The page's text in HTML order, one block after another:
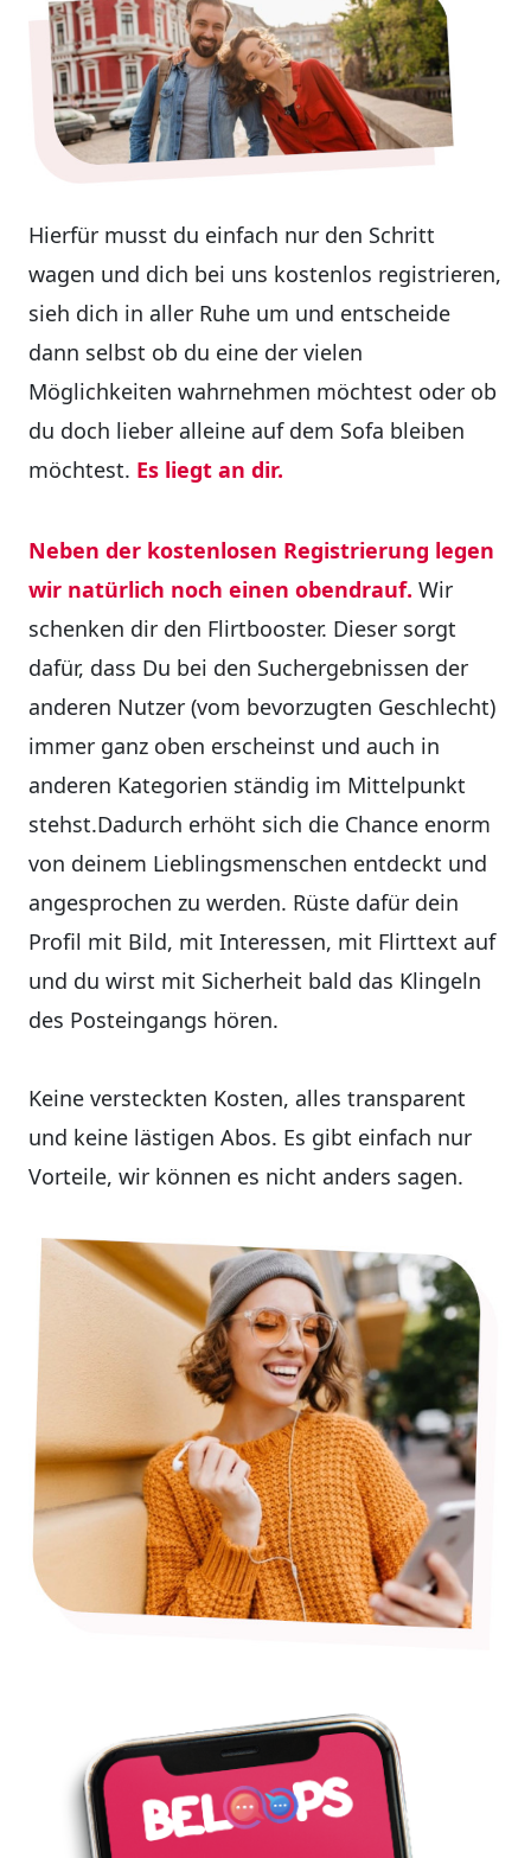
Hierfür musst du einfach nur den Schritt
wagen und dich bei uns kostenlos registrieren,
sieh dich in aller Ruhe um und entscheide
dann selbst ob du eine der vielen
Möglichkeiten wahrnehmen möchtest oder ob
du doch lieber alleine auf dem Sofa bleiben
möchtest. Es liegt an dir.
Neben der kostenlosen Registrierung legen
wir natürlich noch einen obendrauf. Wir
schenken dir den Flirtbooster. Dieser sorgt
dafür, dass Du bei den Suchergebnissen der
anderen Nutzer (vom bevorzugten Geschlecht)
immer ganz oben erscheinst und auch in
anderen Kategorien ständig im Mittelpunkt
stehst.Dadurch erhöht sich die Chance enorm
von deinem Lieblingsmenschen entdeckt und
angesprochen zu werden. Rüste dafür dein
Profil mit Bild, mit Interessen, mit Flirttext auf
und du wirst mit Sicherheit bald das Klingeln
des Posteingangs hören.
Keine versteckten Kosten, alles transparent
und keine lästigen Abos. Es gibt einfach nur
Vorteile, wir können es nicht anders sagen.